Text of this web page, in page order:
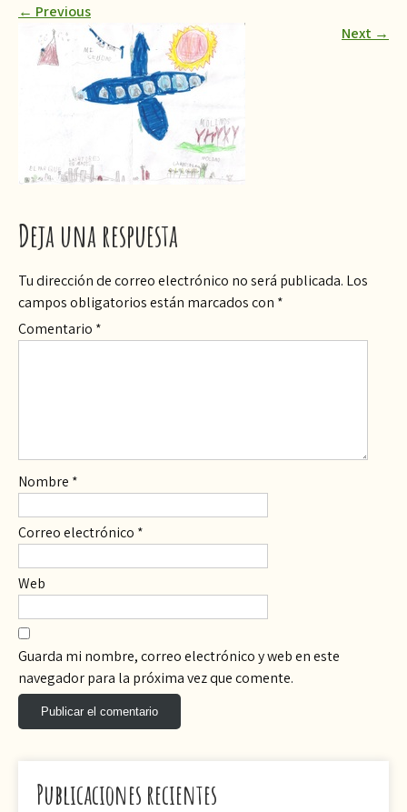
← Previous
Next →
Deja una respuesta
Tu dirección de correo electrónico no será publicada. Los
campos obligatorios están marcados con *
Comentario *
Nombre *
Correo electrónico *
Web
Guarda mi nombre, correo electrónico y web en este
navegador para la próxima vez que comente.
Publicaciones recientes